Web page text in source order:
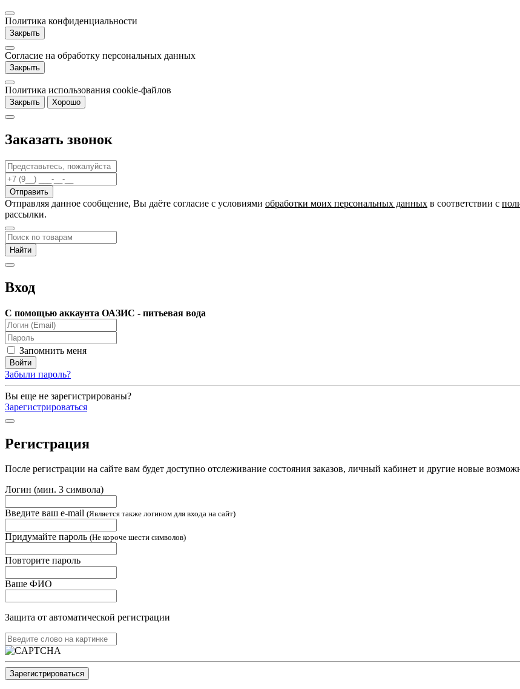
Политика конфиденциальности
Закрыть
Согласие на обработку персональных данных
Закрыть
Политика использования cookie-файлов
Закрыть Хорошо
Заказать звонок
Отправляя данное сообщение, Вы даёте согласие c условиями обработки моих персональных данных в соответствии с
рассылки.
Вход
С помощью аккаунта ОАЗИС - питьевая вода
Запомнить меня
Забыли пароль?
Вы еще не зарегистрированы?
Зарегистрироваться
Регистрация
После регистрации на сайте вам будет доступно отслеживание состояния заказов, личный кабинет и другие новые
Логин (мин. 3 символа)
Введите ваш e-mail (Является также логином для входа на сайт)
Придумайте пароль (Не короче шести символов)
Повторите пароль
Ваше ФИО
Защита от автоматической регистрации